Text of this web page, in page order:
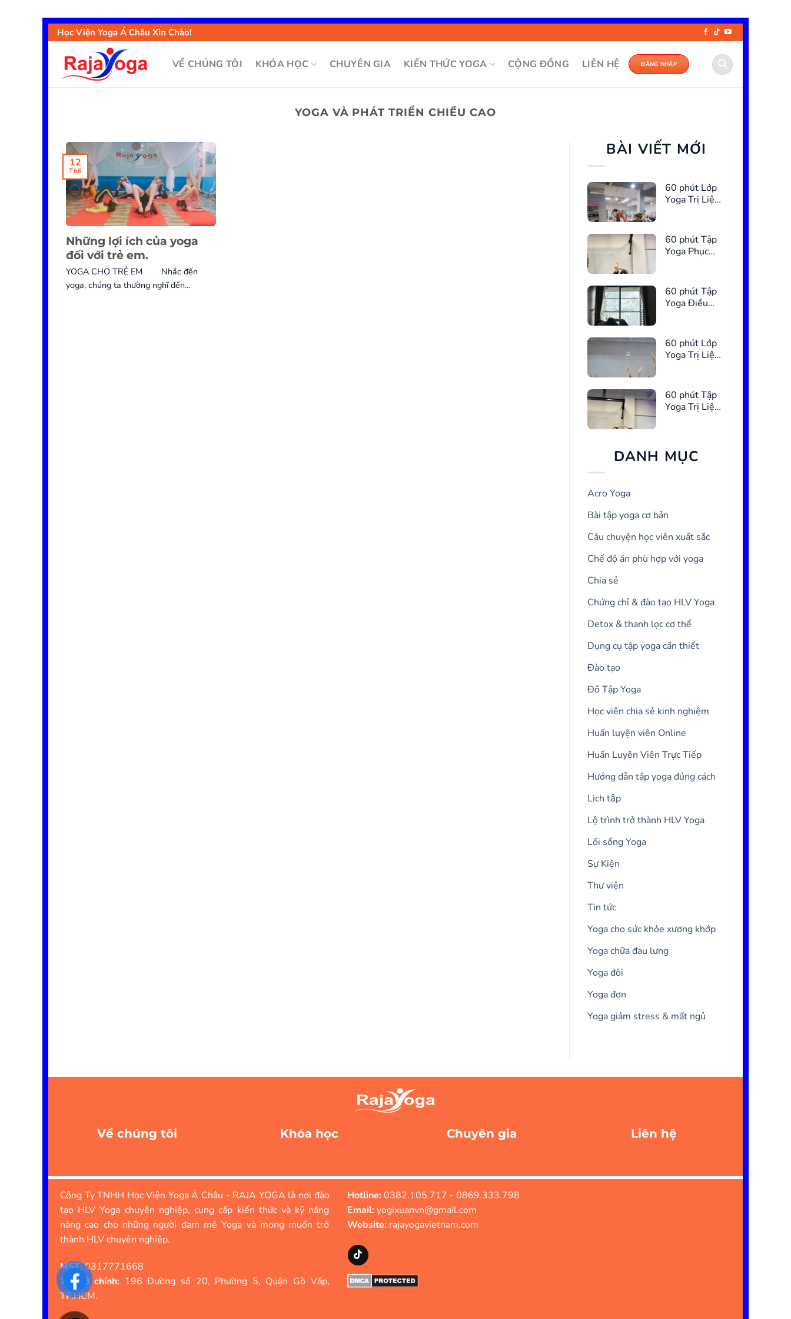
qua
nội
Học Viện Yoga Á Châu Xin Chào!
VỀ CHÚNG TÔI KHÓA HỌC CHUYÊN GIA KIẾN THỨC YOGA CỘNG ĐỒNG LIÊN HỆ ĐĂNG NHẬP
YOGA VÀ PHÁT TRIỂN CHIỀU CAO
Những lợi ích của yoga
đối với trẻ em.
YOGA CHO TRẺ EM Nhắc đến
yoga, chúng ta thường nghĩ đến...
12
Th6
BÀI VIẾT MỚI
60 phút Lớp
Yoga Trị Liệu
60 phút Tập
Yoga Phục
60 phút Tập
Yoga Điều
60 phút Lớp
Yoga Trị Liệu
60 phút Tập
Yoga Trị Liệu
DANH MỤC
Acro Yoga
Bài tập yoga cơ bản
Câu chuyện học viên xuất sắc
Chế độ ăn phù hợp với yoga
Chia sẻ
Chứng chỉ & đào tạo HLV Yoga
Detox & thanh lọc cơ thể
Dụng cụ tập yoga cần thiết
Đào tạo
Đồ Tập Yoga
Học viên chia sẻ kinh nghiệm
Huấn luyện viên Online
Huấn Luyện Viên Trực Tiếp
Hướng dẫn tập yoga đúng cách
Lịch tập
Lộ trình trở thành HLV Yoga
Lối sống Yoga
Sự Kiện
Thư viện
Tin tức
Yoga cho sức khỏe xương khớp
Yoga chữa đau lưng
Yoga đôi
Yoga đơn
Yoga giảm stress & mất ngủ
Về chúng tôi Khóa học Chuyên gia Liên hệ
Công Ty TNHH Học Viện Yoga Á Châu - RAJA YOGA là nơi đào
tạo HLV Yoga chuyên nghiệp, cung cấp kiến thức và kỹ năng
nâng cao cho những người đam mê Yoga và mong muốn trở
thành HLV chuyên nghiệp.
MST:0317771668
Trụ sở chính: 196 Đường số 20, Phường 5, Quận Gò Vấp,
TP.HCM.
Hotline:0382.105.717 - 0869.333.798
Email:yogixuanvn@gmail.com
Website:rajayogavietnam.com